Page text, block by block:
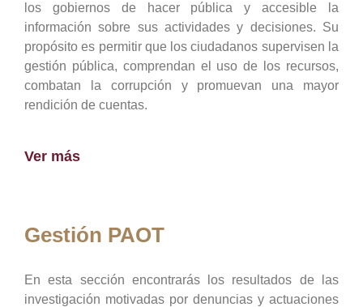
los gobiernos de hacer pública y accesible la
información sobre sus actividades y decisiones. Su
propósito es permitir que los ciudadanos supervisen la
gestión pública, comprendan el uso de los recursos,
combatan la corrupción y promuevan una mayor
rendición de cuentas.
Ver más
Gestión PAOT
En esta sección encontrarás los resultados de las
investigación motivadas por denuncias y actuaciones